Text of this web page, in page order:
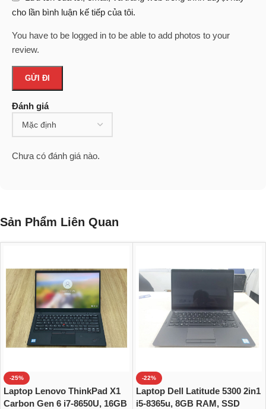
Đánh giá
Chưa có đánh giá nào.
cho lần bình luận kế tiếp của tôi.
You have to be logged in to be able to add photos to your
review.
Sản Phẩm Liên Quan
-25%
Laptop Lenovo ThinkPad X1
Carbon Gen 6 i7-8650U, 16GB
-22%
Laptop Dell Latitude 5300 2in1
i5-8365u, 8GB RAM, SSD